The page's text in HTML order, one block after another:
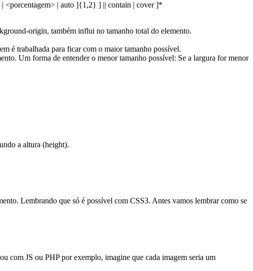
<porcentagem> | auto ]{1,2} ] || contain | cover ]*
origin, também influi no tamanho total do elemento.
é trabalhada para ficar com o maior tamanho possível.
Um forma de entender o menor tamanho possível: Se a largura for menor
a altura (height).
Lembrando que só é possível com CSS3. Antes vamos lembrar como se
com JS ou PHP por exemplo, imagine que cada imagem seria um